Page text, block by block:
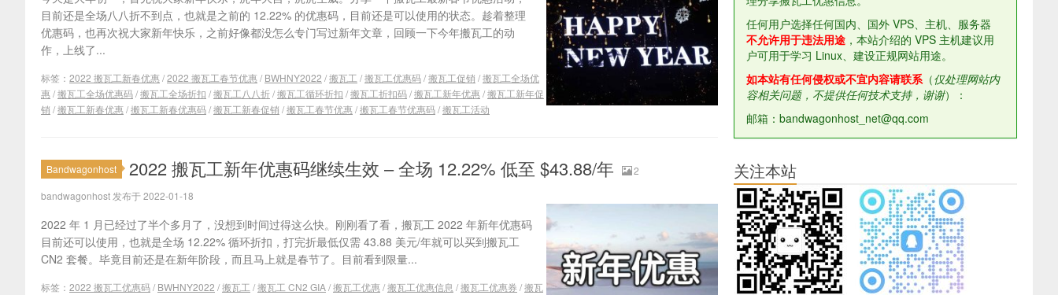
目前还是全场八八折不到点，也就是之前的 12.22% 的优惠码，目前还是可以使用的状态。趁着整理
优惠码，也再次祝大家新年快乐，之前好像都没怎么专门写过新年文章，回顾一下今年搬瓦工的动
作，上线了...
标签： 2022 搬瓦工新春优惠/2022 搬瓦工春节优惠/ BWHNY2022 /搬瓦工 /搬瓦工优惠码/搬瓦工促销 /搬瓦工全场优
惠/搬瓦工全场优惠码/搬瓦工全场折扣 /搬瓦工八八折/搬瓦工循环折扣 /搬瓦工折扣码/搬瓦工新年优惠/搬瓦工新年促
销 /搬瓦工新春优惠/搬瓦工新春优惠码/搬瓦工新春促销 /搬瓦工春节优惠/搬瓦工春节优惠码/搬瓦工活动
Bandwagonhost 2022 搬瓦工新年优惠码继续生效 – 全场 12.22% 低至 $43.88/年
2
bandwagonhost 发布于 2022-01-18
2022 年 1 月已经过了半个多月了，没想到时间过得这么快。刚刚看了看，搬瓦工 2022 年新年优惠码
目前还可以使用，也就是全场 12.22% 循环折扣，打完折最低仅需 43.88 美元/年就可以买到搬瓦工
CN2 套餐。毕竟目前还是在新年阶段，而且马上就是春节了。目前看到限量...
标签： 2022 搬瓦工优惠码/ BWHNY2022 /搬瓦工 /搬瓦工 CN2 GIA/搬瓦工优惠/搬瓦工优惠信息 /搬瓦工优惠券 /搬瓦
任何用户选择任何国内、国外 VPS、主机、服务器
不允许用于违法用途 ，本站介绍的 VPS 主机建议用
户可用于学习 Linux、建设正规网站用途。
如本站有任何侵权或不宜内容请联系（仅处理网站内
容相关问题，不提供任何技术支持，谢谢）：
邮箱：bandwagonhost_net@qq.com
关注本站